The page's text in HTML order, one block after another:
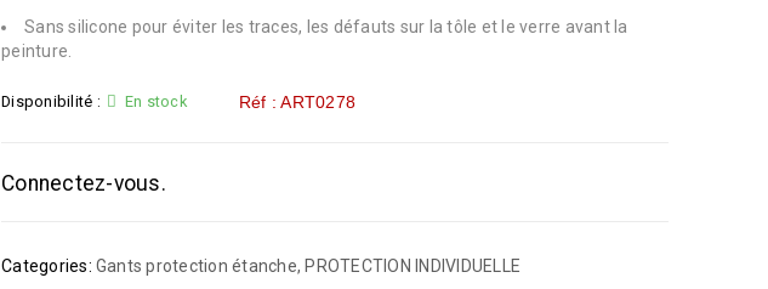
Sans silicone pour éviter les traces, les défauts sur la tôle et le verre avant la
peinture.
Disponibilité : En stock Réf : ART0278
Connectez-vous.
Categories: Gants protection étanche, PROTECTION INDIVIDUELLE